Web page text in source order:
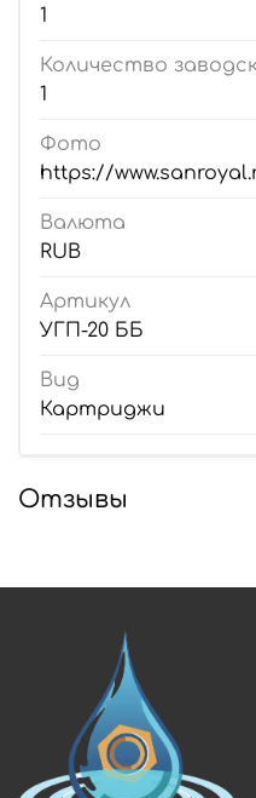
1
Количество
1
Фото
https://
Валюта
RUB
Артикул
УГП-20 ББ
Вид
Картриджи
Отзывы